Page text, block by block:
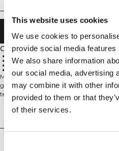
This website uses cookies
We use cookies to
provide social media
We also share information
our social media, advertising
may combine it with other
provided to them or that
of their services.
AAN
Omschrijving
Sneldrogend mesh
Verbeterde luchtstroom
Vierwegstretch
Mouwloos design
Mouwloos training T-shirt van
gevoel van een katoenmix. Ontworpen
te houden: de stof voert vocht af en
dropped‑needle‑constructie de
lichte stretch bieden onbeperkte
subtiel ICIW heat‑transferlogo.
Technische aspecten